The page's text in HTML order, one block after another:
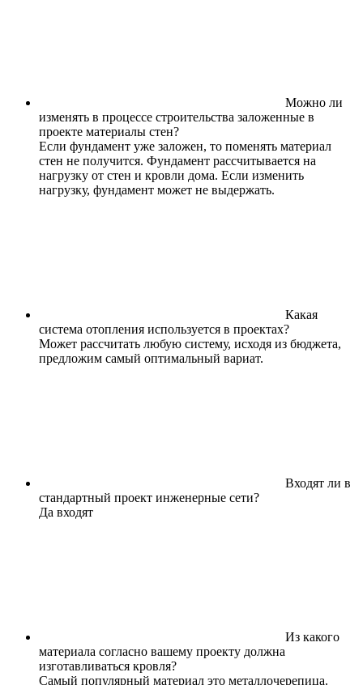
Можно ли
изменять в процессе строительства заложенные в
проекте материалы стен?
Если фундамент уже заложен, то поменять материал
стен не получится. Фундамент рассчитывается на
нагрузку от стен и кровли дома. Если изменить
нагрузку, фундамент может не выдержать.
Какая
система отопления используется в проектах?
Может рассчитать любую систему, исходя из бюджета,
предложим самый оптимальный вариат.
Входят ли в
стандартный проект инженерные сети?
Да входят
Из какого
материала согласно вашему проекту должна
изготавливаться кровля?
Самый популярный материал это металлочерепица.